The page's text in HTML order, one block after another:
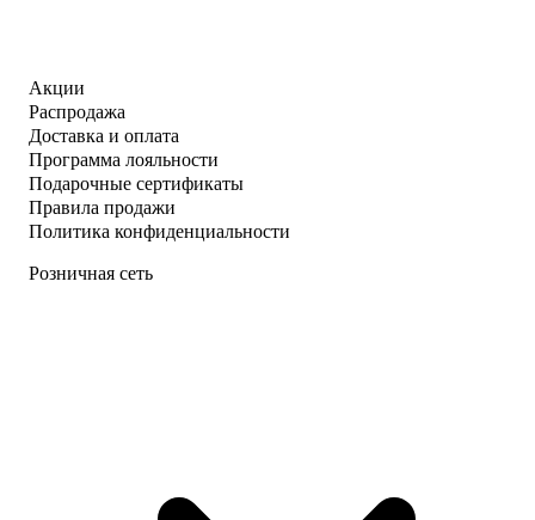
Акции
Распродажа
Доставка и оплата
Программа лояльности
Подарочные сертификаты
Правила продажи
Политика конфиденциальности
Розничная сеть